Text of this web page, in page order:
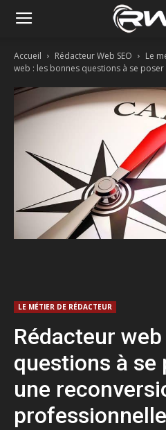
Accueil Rédacteur Web SEO Le
web : les bonnes questions à se
LE MÉTIER DE RÉDACTEUR
Rédacteur
questions à se
une
professionnelle